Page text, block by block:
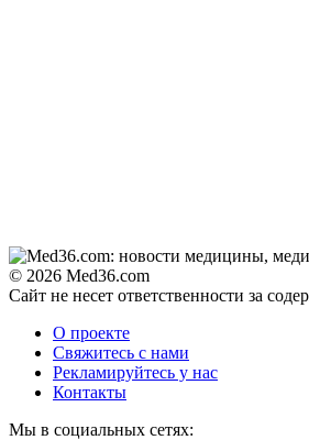
© 2026 Med36.com
Сайт не несет ответственности за
О проекте
Свяжитесь с нами
Рекламируйтесь у нас
Контакты
Мы в социальных сетях: